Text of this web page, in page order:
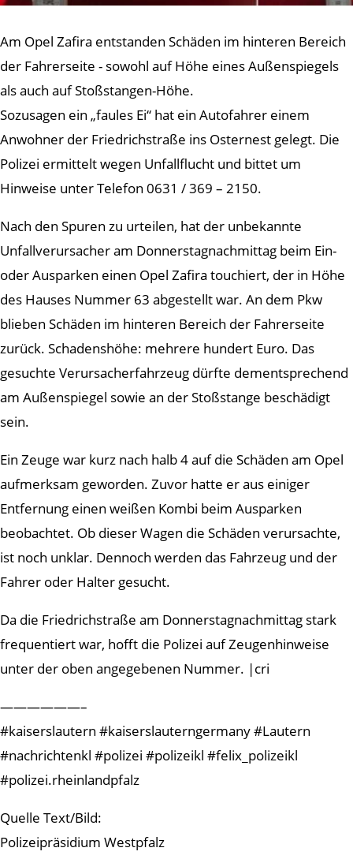
Am Opel Zafira entstanden Schäden im hinteren Bereich
der Fahrerseite - sowohl auf Höhe eines Außenspiegels
als auch auf Stoßstangen-Höhe.
Sozusagen ein „faules Ei“ hat ein Autofahrer einem
Anwohner der Friedrichstraße ins Osternest gelegt. Die
Polizei ermittelt wegen Unfallflucht und bittet um
Hinweise unter Telefon 0631 / 369 – 2150.
Nach den Spuren zu urteilen, hat der unbekannte
Unfallverursacher am Donnerstagnachmittag beim Ein-
oder Ausparken einen Opel Zafira touchiert, der in Höhe
des Hauses Nummer 63 abgestellt war. An dem Pkw
blieben Schäden im hinteren Bereich der Fahrerseite
zurück. Schadenshöhe: mehrere hundert Euro. Das
gesuchte Verursacherfahrzeug dürfte dementsprechend
am Außenspiegel sowie an der Stoßstange beschädigt
sein.
Ein Zeuge war kurz nach halb 4 auf die Schäden am Opel
aufmerksam geworden. Zuvor hatte er aus einiger
Entfernung einen weißen Kombi beim Ausparken
beobachtet. Ob dieser Wagen die Schäden verursachte,
ist noch unklar. Dennoch werden das Fahrzeug und der
Fahrer oder Halter gesucht.
Da die Friedrichstraße am Donnerstagnachmittag stark
frequentiert war, hofft die Polizei auf Zeugenhinweise
unter der oben angegebenen Nummer. |cri
——————–
#kaiserslautern #kaiserslauterngermany #Lautern
#nachrichtenkl #polizei #polizeikl #felix_polizeikl
#polizei.rheinlandpfalz
Quelle Text/Bild:
Polizeipräsidium Westpfalz